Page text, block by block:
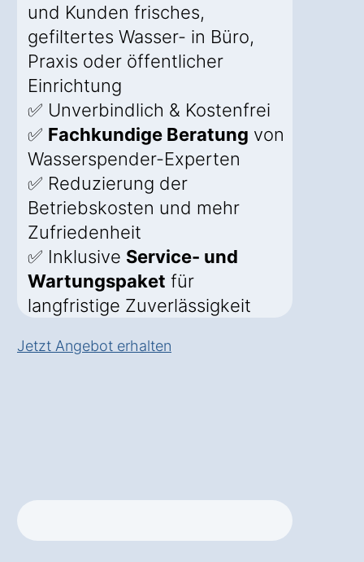
und Kunden frisches,
gefiltertes Wasser- in Büro,
Praxis oder öffentlicher
Einrichtung
✅ Unverbindlich & Kostenfrei
✅ Fachkundige Beratung von
Wasserspender-Experten
✅ Reduzierung der
Betriebskosten und mehr
Zufriedenheit
✅ Inklusive Service- und
Wartungspaket für
langfristige Zuverlässigkeit
Jetzt Angebot erhalten